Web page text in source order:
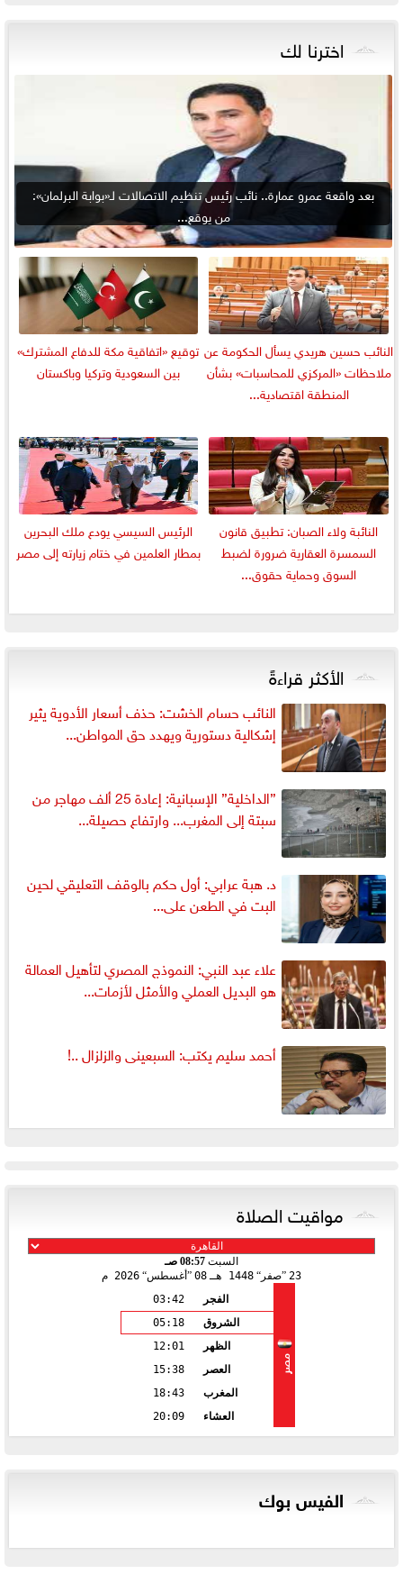
اخترنا لك
بعد واقعة عمرو عمارة.. نائب رئيس تنظيم الاتصالات لـ«بوابة البرلمان»:
من يوقع...
النائب حسين هريدي يسأل الحكومة عن
ملاحظات «المركزي للمحاسبات» بشأن
المنطقة اقتصادية...
توقيع «اتفاقية مكة للدفاع المشترك»
بين السعودية وتركيا وباكستان
النائبة ولاء الصبان: تطبيق قانون
السمسرة العقارية ضرورة لضبط
السوق وحماية حقوق...
الرئيس السيسي يودع ملك البحرين
بمطار العلمين في ختام زيارته إلى مصر
الأكثر قراءةً
النائب حسام الخشت: حذف أسعار الأدوية يثير
إشكالية دستورية ويهدد حق المواطن...
”الداخلية” الإسبانية: إعادة 25 ألف مهاجر من
سبتة إلى المغرب... وارتفاع حصيلة...
د. هبة عرابي: أول حكم بالوقف التعليقي لحين
البت في الطعن على...
علاء عبد النبي: النموذج المصري لتأهيل العمالة
هو البديل العملي والأمثل لأزمات...
أحمد سليم يكتب: السبعينى والزلزال ..!
مواقيت الصلاة
السبت 08:57 صـ
23 صفر 1448 هـ 08 أغسطس 2026 م
مصر
الفجر
03:42
الشروق
05:18
الظهر
12:01
العصر
15:38
المغرب
18:43
العشاء
20:09
الفيس بوك